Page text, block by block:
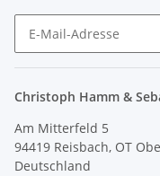
Christoph Hamm &
Am Mitterfeld 5
94419 Reisbach, OT
Deutschland